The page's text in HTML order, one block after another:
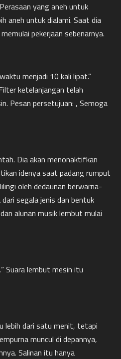
yang aneh untuk
aneh untuk dialami. Saat dia
pekerjaan sebenarnya.
menjadi 10 kali lipat.”
ketelanjangan telah
Pesan persetujuan: , Semoga
Dia akan menonaktifkan
idenya saat padang rumput
oleh dedaunan berwarna-
segala jenis dan bentuk
alunan musik lembut mulai
Suara lembut mesin itu
lebih dari satu menit, tetapi
muncul di depannya,
Salinan itu hanya